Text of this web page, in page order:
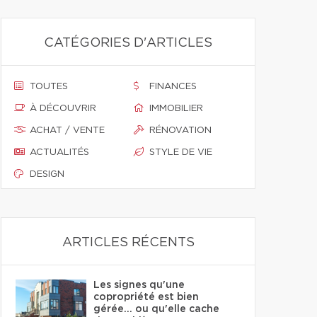
CATÉGORIES D'ARTICLES
TOUTES
À DÉCOUVRIR
ACHAT / VENTE
ACTUALITÉS
DESIGN
FINANCES
IMMOBILIER
RÉNOVATION
STYLE DE VIE
ARTICLES RÉCENTS
Les signes qu'une
copropriété est bien
gérée… ou qu'elle cache